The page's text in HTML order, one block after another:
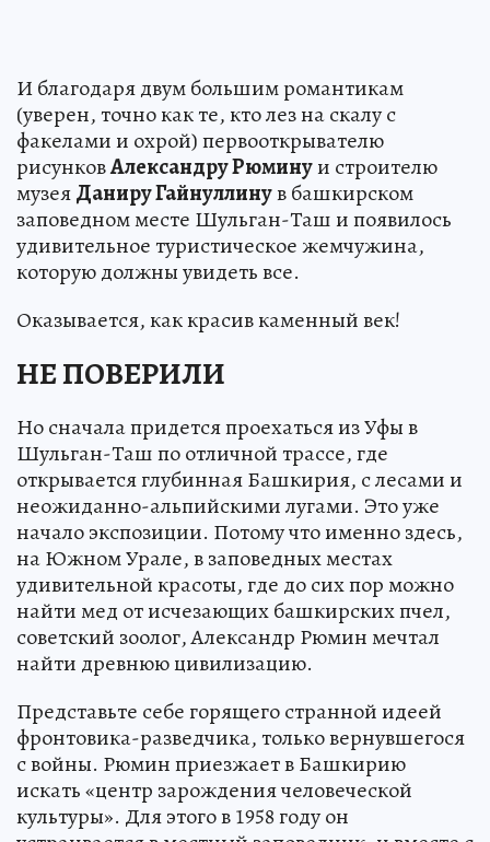
И благодаря двум большим романтикам
(уверен, точно как те, кто лез на скалу с
факелами и охрой) первооткрывателю
рисунковАлександру Рюминуи строителю
музеяДаниру Гайнуллинув башкирском
заповедном месте Шульган-Таш и появилось
удивительное туристическое жемчужина,
которую должны увидеть все.
Оказывается, как красив каменный век!
НЕ ПОВЕРИЛИ
Но сначала придется проехаться из Уфы в
Шульган-Таш по отличной трассе, где
открывается глубинная Башкирия, с лесами и
неожиданно-альпийскими лугами. Это уже
начало экспозиции. Потому что именно здесь,
на Южном Урале, в заповедных местах
удивительной красоты, где до сих пор можно
найти мед от исчезающих башкирских пчел,
советский зоолог, Александр Рюмин мечтал
найти древнюю цивилизацию.
Представьте себе горящего странной идеей
фронтовика-разведчика, только вернувшегося
с войны. Рюмин приезжает в Башкирию
искать «центр зарождения человеческой
культуры». Для этого в 1958 году он